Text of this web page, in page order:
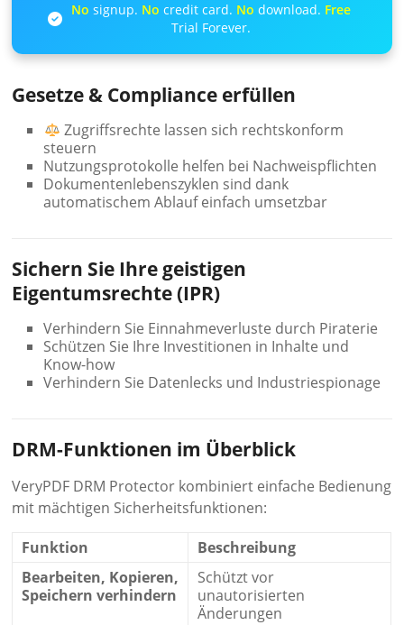
No signup. No credit card. No download. Free
Trial Forever.
Gesetze & Compliance erfüllen
Zugriffsrechte lassen sich rechtskonform
steuern
Nutzungsprotokolle helfen bei Nachweispflichten
Dokumentenlebenszyklen sind dank
automatischem Ablauf einfach umsetzbar
Sichern Sie Ihre geistigen
Eigentumsrechte (IPR)
Verhindern Sie Einnahmeverluste durch Piraterie
Schützen Sie Ihre Investitionen in Inhalte und
Know-how
Verhindern Sie Datenlecks und Industriespionage
DRM-Funktionen im Überblick
VeryPDF DRM Protector kombiniert einfache Bedienung
mit mächtigen Sicherheitsfunktionen:
Funktion
Beschreibung
Bearbeiten, Kopieren,
Speichern verhindern
Schützt vor
unautorisierten
Änderungen